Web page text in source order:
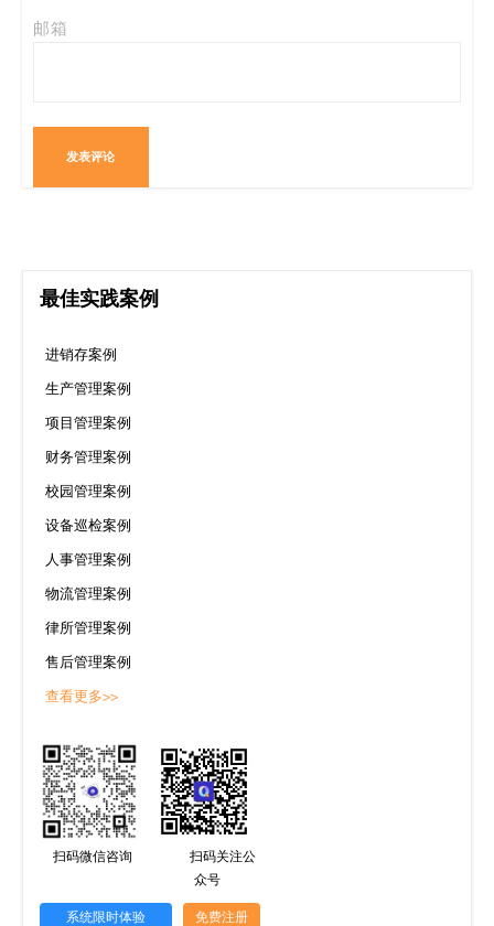
邮箱
最佳实践案例
进销存案例
生产管理案例
项目管理案例
财务管理案例
校园管理案例
设备巡检案例
人事管理案例
物流管理案例
律所管理案例
售后管理案例
查看更多>>
扫码微信咨询
扫码关注公
众号
系统限时体验 免费注册